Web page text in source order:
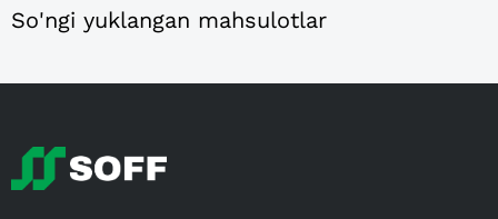
So'ngi yuklangan mahsulotlar